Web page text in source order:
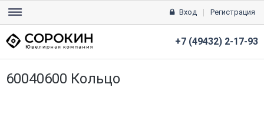
Вход Регистрация
+7 (49432) 2-17-93
60040600 Кольцо